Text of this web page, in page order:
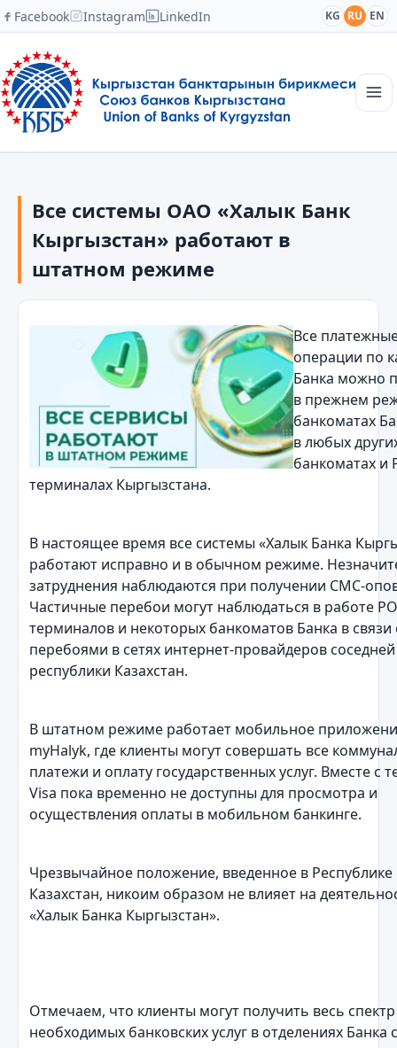
Facebook Instagram LinkedIn KG RU EN
Новости
Академия
Члены и партнеры
Сотрудничество
Контакты
Все системы ОАО «Халык Банк
Кыргызстан» работают в
штатном режиме
Все
операции по
Банка можно
в прежнем
банкоматах
в любых
банкоматах и
терминалах Кыргызстана.
В настоящее время все системы «Халык Банка
работают исправно и в обычном режиме.
затруднения наблюдаются при получении СМС-
Частичные перебои могут наблюдаться в работе
терминалов и некоторых банкоматов Банка в связи
перебоями в сетях интернет-провайдеров соседней
республики Казахстан.
В штатном режиме работает мобильное
myHalyk, где клиенты могут совершать все
платежи и оплату государственных услуг. Вместе с
Visa пока временно не доступны для просмотра и
осуществления оплаты в мобильном банкинге.
Чрезвычайное положение, введенное в Республике
Казахстан, никоим образом не влияет на
«Халык Банка Кыргызстан».
Отмечаем, что клиенты могут получить весь спектр
необходимых банковских услуг в отделениях Банка